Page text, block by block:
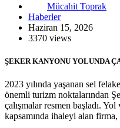
Mücahit Toprak
Haberler
Haziran 15, 2026
3370 views
ŞEKER KANYONU YOLUNDA
2023 yılında yaşanan sel
önemli turizm noktalarından
çalışmalar resmen başladı.
kapsamında ihaleyi alan